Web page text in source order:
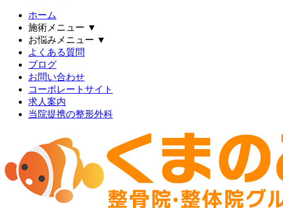
ホーム
施術メニュー ▼
お悩みメニュー ▼
よくある質問
ブログ
お問い合わせ
コーポレートサイト
求人案内
当院提携の整形外科